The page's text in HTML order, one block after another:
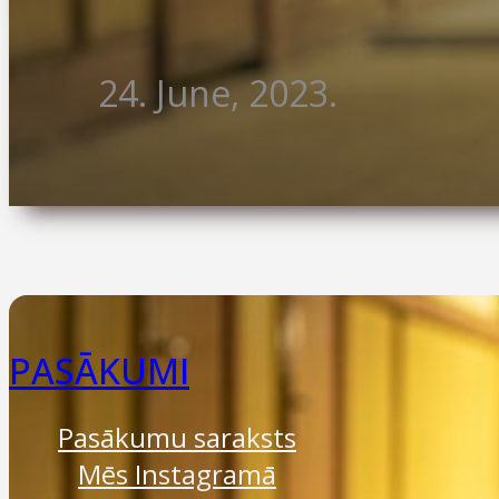
RAKSTĀMMAŠĪNAS
Erika
PASĀKUMI
Pasākumu saraksts
Mēs Instagramā
24. June, 2023.